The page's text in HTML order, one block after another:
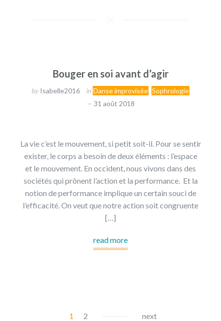
Bouger en soi avant d’agir
by Isabelle2016 in Danse improvisée, Sophrologie
31 août 2018
La vie c’est le mouvement, si petit soit-il. Pour se sentir
exister, le corps a besoin de deux éléments : l’espace
et le mouvement. En occident, nous vivons dans des
sociétés qui prônent l’action et la performance. Et la
notion de performance implique un certain souci de
l’efficacité. On veut que notre action soit congruente
[…]
read more
1 2 next